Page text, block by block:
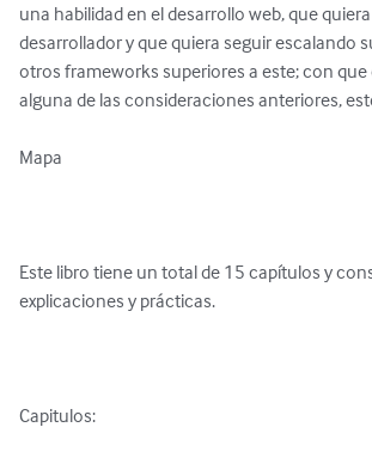
una habilidad en el desarrollo web, que
desarrollador y que quiera seguir escalando
otros frameworks superiores a este; con
alguna de las consideraciones anteriores,
Mapa
Este libro tiene un total de 15 capítulos y
explicaciones y prácticas.
Capitulos: